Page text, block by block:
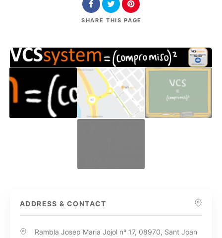
SHARE THIS PAGE
ADDRESS & CONTACT
Rambla Josep Maria Jojol nº 17, 08970, Sant Joan